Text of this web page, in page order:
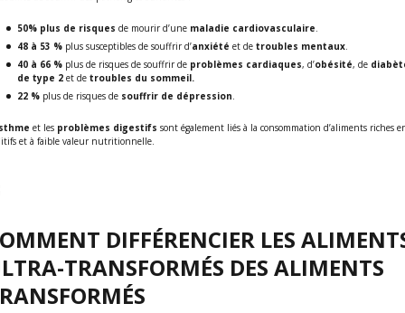
50% plus de risques de mourir d’une maladie cardiovasculaire.
48 à 53 % plus susceptibles de souffrir d’anxiété et de troubles mentaux.
40 à 66 % plus de risques de souffrir de problèmes cardiaques, d’obésité, de
de type 2 et de troubles du sommeil.
22 % plus de risques de souffrir de dépression.
et les problèmes digestifs sont également liés à la consommation d’aliments riches
et à faible valeur nutritionnelle.
DIFFÉRENCIER LES
TRANSFORMÉS DES ALIMENTS